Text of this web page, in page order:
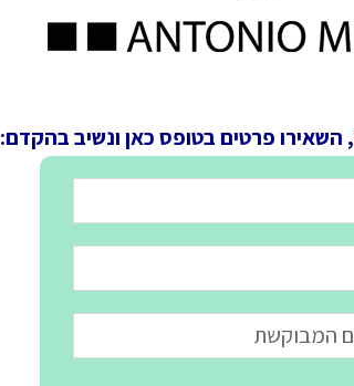
, השאירו פרטים בטופס כאן ונשיב בהקדם: